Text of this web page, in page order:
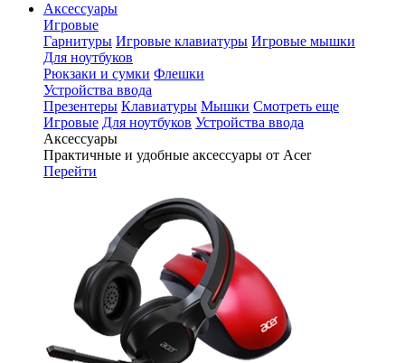
Аксессуары
Игровые
Гарнитуры Игровые клавиатуры Игровые мышки
Для ноутбуков
Рюкзаки и сумки Флешки
Устройства ввода
Презентеры Клавиатуры Мышки Смотреть еще
Игровые Для ноутбуков Устройства ввода
Аксессуары
Практичные и удобные аксессуары от Acer
Перейти